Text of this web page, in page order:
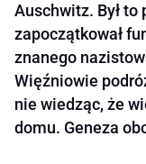
Auschwitz. Był
zapoczątkował
znanego
Więźniowie
nie wiedząc, że
domu. Geneza